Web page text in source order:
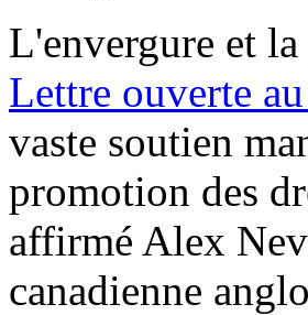
L'envergure et
Lettre ouverte
vaste soutien
promotion des
affirmé Alex
canadienne